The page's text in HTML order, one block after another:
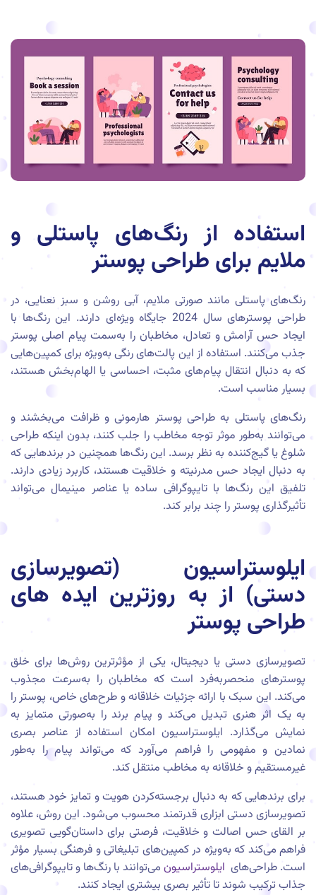
استفاده از رنگ‌های پاستلی و
ملایم برای طراحی پوستر
رنگ‌های پاستلی مانند صورتی ملایم، آبی روشن و سبز نعنایی، در
طراحی پوسترهای سال 2024 جایگاه ویژه‌ای دارند. این رنگ‌ها با
ایجاد حس آرامش و تعادل، مخاطبان را به‌سمت پیام اصلی پوستر
جذب می‌کنند. استفاده از این پالت‌های رنگی به‌ویژه برای کمپین‌هایی
که به دنبال انتقال پیام‌های مثبت، احساسی یا الهام‌بخش هستند،
بسیار مناسب است.
رنگ‌های پاستلی به طراحی پوستر هارمونی و ظرافت می‌بخشند و
می‌توانند به‌طور موثر توجه مخاطب را جلب کنند، بدون اینکه طراحی
شلوغ یا گیج‌کننده به نظر برسد. این رنگ‌ها همچنین در برندهایی که
به دنبال ایجاد حس مدرنیته و خلاقیت هستند، کاربرد زیادی دارند.
تلفیق این رنگ‌ها با تایپوگرافی ساده یا عناصر مینیمال می‌تواند
تأثیرگذاری پوستر را چند برابر کند.
ایلوستراسیون (تصویرسازی
دستی) از به روزترین ایده های
طراحی پوستر
تصویرسازی دستی یا دیجیتال، یکی از مؤثرترین روش‌ها برای خلق
پوسترهای منحصر‌به‌فرد است که مخاطبان را به‌سرعت مجذوب
می‌کند. این سبک با ارائه جزئیات خلاقانه و طرح‌های خاص، پوستر را
به یک اثر هنری تبدیل می‌کند و پیام برند را به‌صورتی متمایز به
نمایش می‌گذارد. ایلوستراسیون امکان استفاده از عناصر بصری
نمادین و مفهومی را فراهم می‌آورد که می‌تواند پیام را به‌طور
غیرمستقیم و خلاقانه به مخاطب منتقل کند.
برای برندهایی که به دنبال برجسته‌کردن هویت و تمایز خود هستند،
تصویرسازی دستی ابزاری قدرتمند محسوب می‌شود. این روش، علاوه
بر القای حس اصالت و خلاقیت، فرصتی برای داستان‌گویی تصویری
فراهم می‌کند که به‌ویژه در کمپین‌های تبلیغاتی و فرهنگی بسیار مؤثر
است. طراحی‌های ایلوستراسیون می‌توانند با رنگ‌ها و تایپوگرافی‌های
جذاب ترکیب شوند تا تأثیر بصری بیشتری ایجاد کنند.